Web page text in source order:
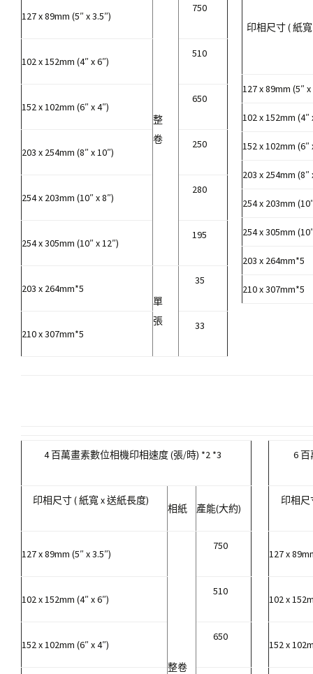
127 x 89mm (5″ x 3.5″)
整
卷
750
102 x 152mm (4″ x 6″)
510
152 x 102mm (6″ x 4″)
650
203 x 254mm (8″ x 10″)
250
254 x 203mm (10″ x 8″)
280
254 x 305mm (10″ x 12″)
195
203 x 264mm*5
單
張
35
210 x 307mm*5
33
印相尺寸 ( 紙
127 x 89mm (5″ x
102 x 152mm (4″
152 x 102mm (6″
203 x 254mm (8″
254 x 203mm
254 x 305mm
203 x 264mm*5
210 x 307mm*5
4 百萬畫素數位相機印相速度 (張/時) *2 *3
印相尺寸 ( 紙寬 x 送紙長度)
相紙 產能(大約)
127 x 89mm (5″ x 3.5″)
整卷
750
102 x 152mm (4″ x 6″)
510
152 x 102mm (6″ x 4″)
650
6
印相尺
127 x
102 x
152 x